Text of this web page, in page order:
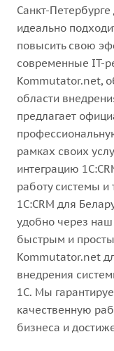
Санкт-
идеально
повысить свою
современные IT-
Kommutator.net,
области
предлагает
рамках своих
интеграцию
работу системы и
1С:CRM для
удобно через наш
быстрым и
Kommutator.net
внедрения
1С. Мы
качественную
бизнеса и